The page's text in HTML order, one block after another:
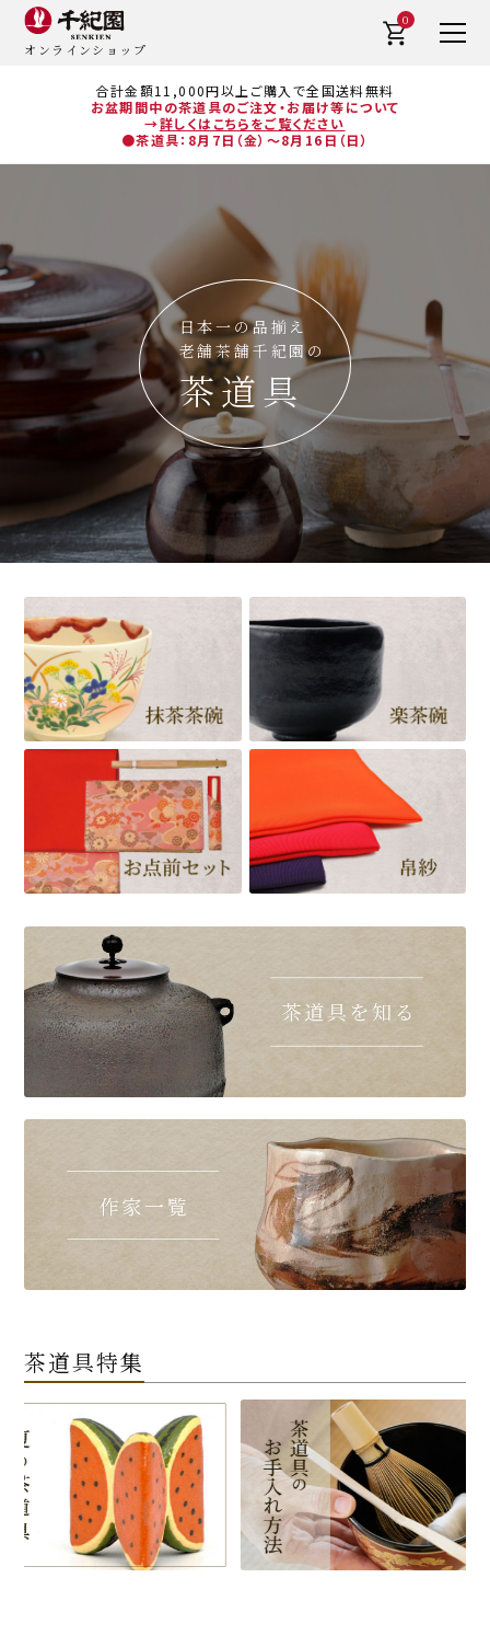
合計金額11,000円以上ご購入で全国送料無料
お盆期間中の茶道具のご注文・お届け等について
→詳しくはこちらをご覧ください
●茶道具：8月7日（金）～8月16日（日）
オンラインショップ
0
日本一の品揃え
老舗茶舗千紀園の
茶道具
茶道具特集